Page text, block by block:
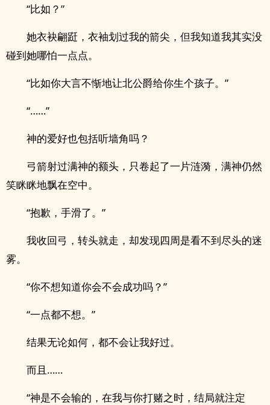
“比如？”
她衣袂翩跹，衣袖划过我的箭尖，但我知道我其实没
碰到她哪怕一点点。
“比如你大言不惭地让北公爵给你生个孩子。”
“……”
神的爱好也包括听墙角吗？
弓箭射过满神的额头，只卷起了一片涟漪，满神仍然
笑眯眯地飘在空中。
“抱歉，手滑了。”
我收回弓，转头就走，却发现四周是看不到尽头的迷
雾。
“你不想知道你会不会成功吗？”
“一点都不想。”
结果无论如何，都不会让我好过。
而且……
“神是不会输的，在我与你打赌之时，结局就注定